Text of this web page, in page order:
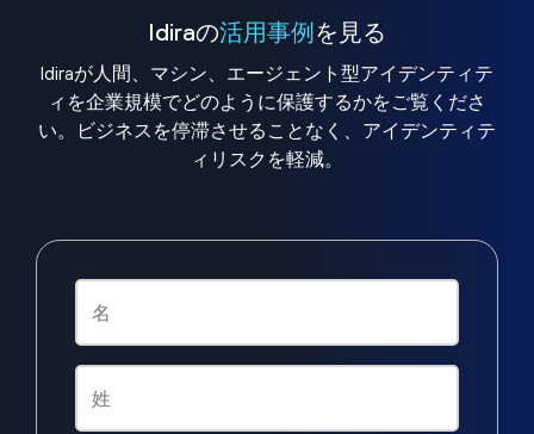
Idiraの活用事例を見る
Idiraが人間、マシン、エージェント型アイデンティテ
ィを企業規模でどのように保護するかをご覧くださ
い。ビジネスを停滞させることなく、アイデンティテ
ィリスクを軽減。